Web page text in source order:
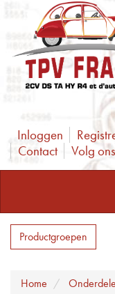
Inloggen
Contact
Volg
Productgroepen
Home